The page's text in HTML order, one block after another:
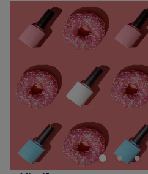
Terça-feira
Quarta-feira
Quinta-feira
Sexta-feira
Sábado
Domingo
Activebegin Urban SPA,
espaço dedicado à massagem
promete uma experiência de
relaxamento inigualável através